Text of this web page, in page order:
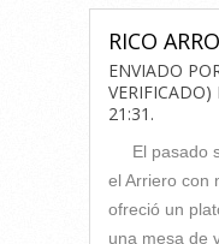
RICO
ENVIADO
VERIFICADO)
21:31 .
El pasado
el Arriero con
ofreció un
una mesa de